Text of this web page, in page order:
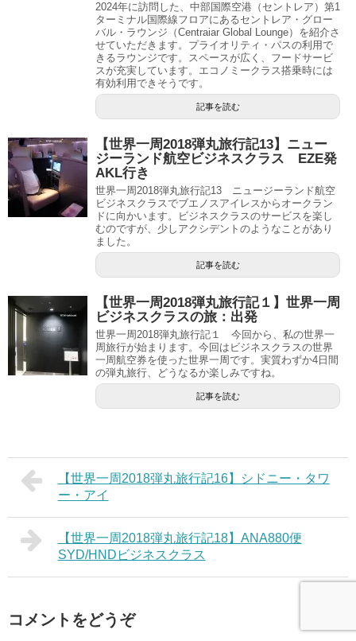
2024年に訪問した、中部国際空港（セントレア）第1
ターミナル国際線フロアにあるセントレア・グロー
バル・ラウンジ（Centraiar Global Lounge）を紹介さ
せていただきます。プライオリティ・パスの利用で
きるラウンジです。スペースが広く、フードサービ
スが充実しています。エコノミークラス搭乗時には
有効利用できそうです。
記事を読む
【世界一周2018弾丸旅行記13】ニュー
ジーランド航空ビジネスクラス EZE発
AKL行き
世界一周2018弾丸旅行記13 ニュージーランド航空
ビジネスクラスでブエノスアイレスからオークラン
ドに向かいます。ビジネスクラスのサービスを楽し
むのですが、少しアクシデントのようなことがあり
ました。
記事を読む
【世界一周2018弾丸旅行記１】世界一周
ビジネスクラスの旅：出発
世界一周2018弾丸旅行記１ 今回から、私の世界一
周旅行が始まります。今回はビジネスクラスの世界
一周航空券を使った世界一周です。実質わずか4日間
の弾丸旅行、どうなるか楽しみですね。
記事を読む
【世界一周2018弾丸旅行記16】シドニー・タワ
ー・アイ
【世界一周2018弾丸旅行記18】ANA880便
SYD/HNDビジネスクラス
コメントをどうぞ